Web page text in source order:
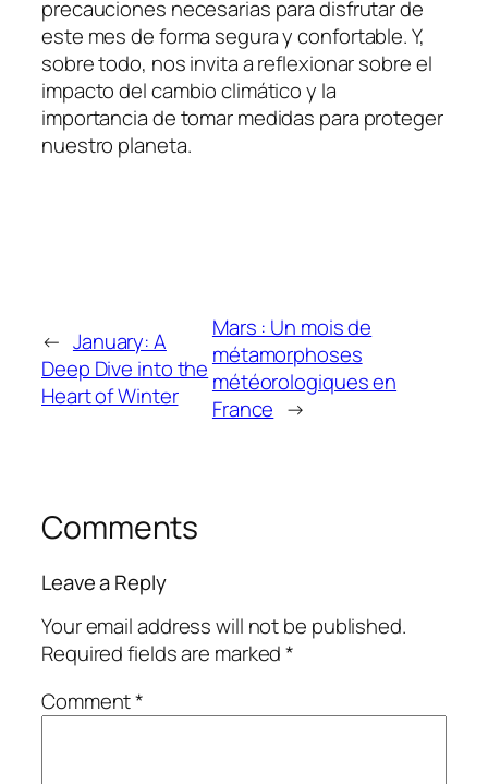
precauciones necesarias para disfrutar de
este mes de forma segura y confortable. Y,
sobre todo, nos invita a reflexionar sobre el
impacto del cambio climático y la
importancia de tomar medidas para proteger
nuestro planeta.
← January: A
Deep Dive into the
Heart of Winter
Mars : Un mois de
métamorphoses
météorologiques en
France →
Comments
Leave a Reply
Your email address will not be published.
Required fields are marked*
Comment*